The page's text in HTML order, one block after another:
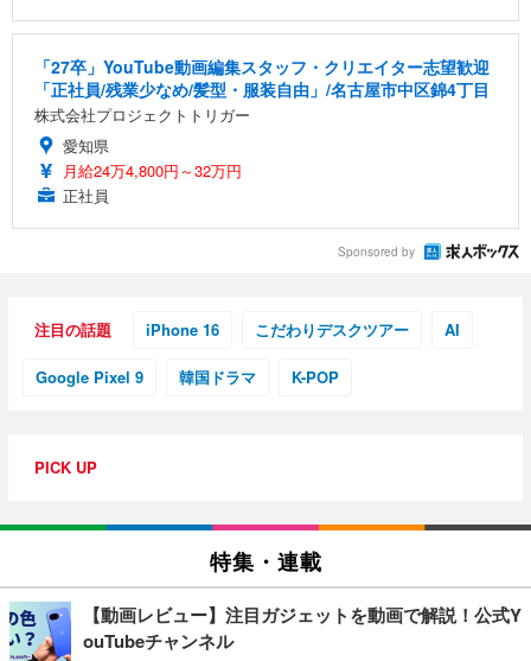
「27卒」YouTube動画編集スタッフ・クリエイター志望歓迎
「正社員/残業少なめ/髪型・服装自由」/名古屋市中区錦4丁目
株式会社プロジェクトトリガー
愛知県
月給24万4,800円～32万円
正社員
Sponsored by
注目の話題 iPhone 16 こだわりデスクツアー AI
Google Pixel 9 韓国ドラマ K-POP
PICK UP
特集・連載
【動画レビュー】注目ガジェットを動画で解説！公式Y
ouTubeチャンネル